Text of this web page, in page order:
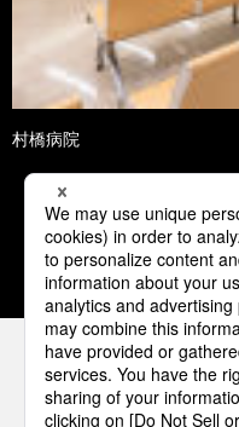
村橋病院
1 2
パナソニックの